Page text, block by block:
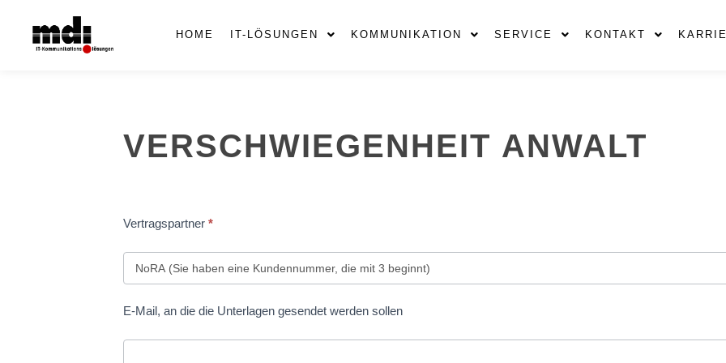
HOME IT-LÖSUNGEN KOMMUNIKATION SERVICE KONTAKT
Anwalt
VERSCHWIEGENHEIT ANWALT
Vertragspartner *
E-Mail, an die die Unterlagen gesendet werden sollen